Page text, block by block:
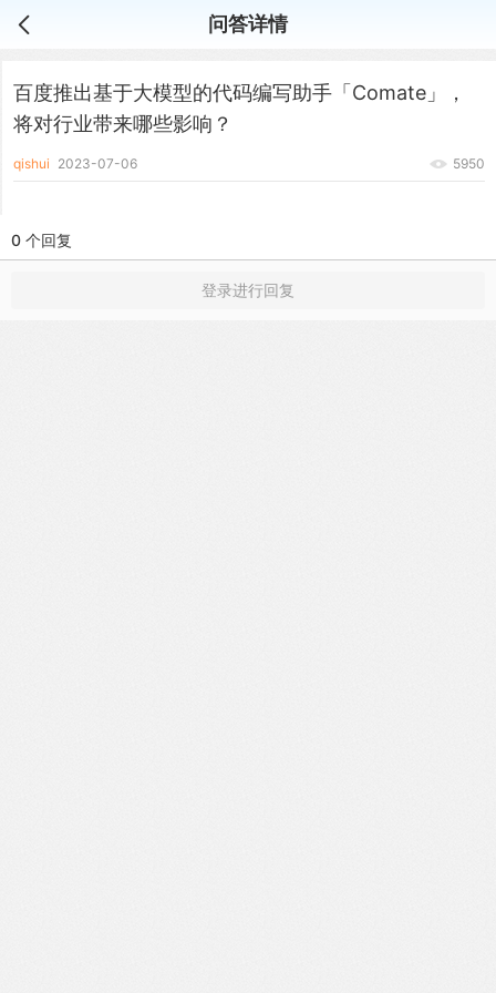
问答详情
百度推出基于大模型的代码编写助手「Comate」，
将对行业带来哪些影响？
qishui 2023-07-06 5950
0 个回复
登录进行回复